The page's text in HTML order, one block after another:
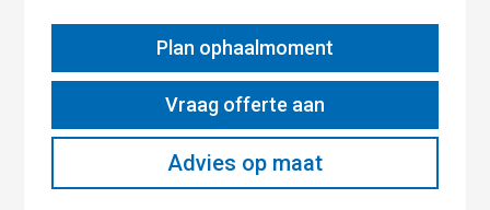
Plan ophaalmoment
Vraag offerte aan
Advies op maat